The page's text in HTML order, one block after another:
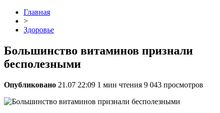
Главная
>
Здоровье
Большинство витаминов признали
бесполезными
Опубликовано 21.07 22:09 1 мин чтения 9 043 просмотров